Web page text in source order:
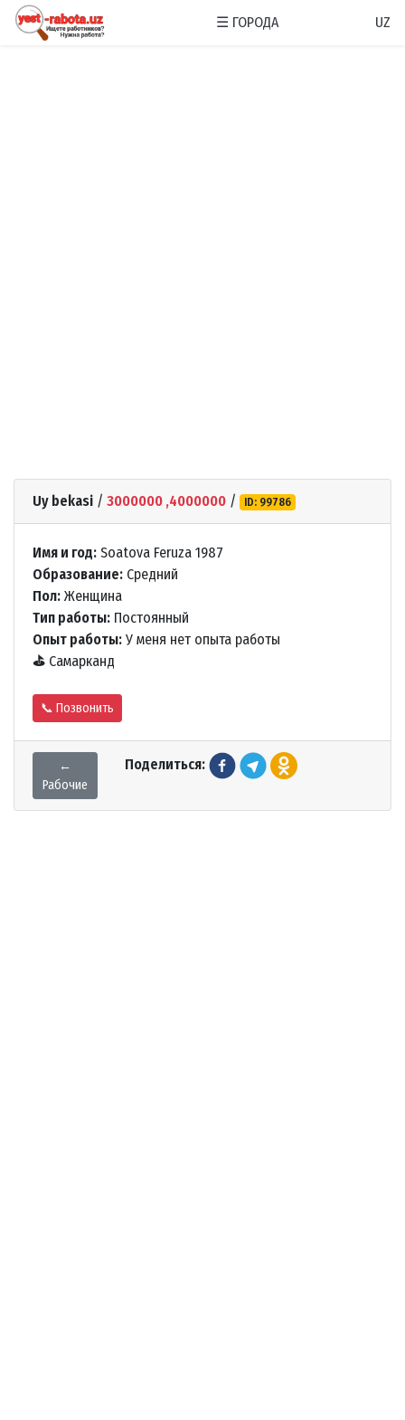
☰ ГОРОДА UZ
Uy bekasi / 3000000 ,4000000 / ID: 99786
Имя и год: Soatova Feruza 1987
Образование: Средний
Пол: Женщина
Тип работы: Постоянный
Опыт работы: У меня нет опыта работы
⛳ Самарканд
📞 Позвонить
←
Рабочие
Поделиться: